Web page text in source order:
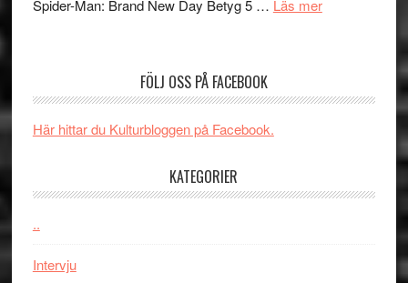
i
Spider-Man: Brand New Day Betyg 5 … Läs merom
vara
FÖLJ OSS PÅ FACEBOOK
Här hittar du Kulturbloggen på Facebook.
KATEGORIER
..
Intervju